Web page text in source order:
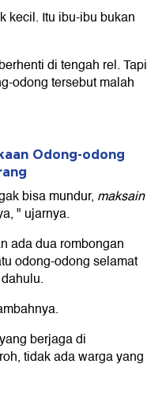
kecil. Itu ibu-ibu bukan
di tengah rel. Tapi
odong tersebut malah
Odong-odong
bisa mundur, maksain
" ujarnya.
ada dua rombongan
odong-odong selamat
berjaga di
tidak ada warga yang